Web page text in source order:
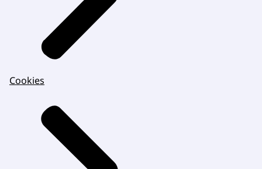
Cookies